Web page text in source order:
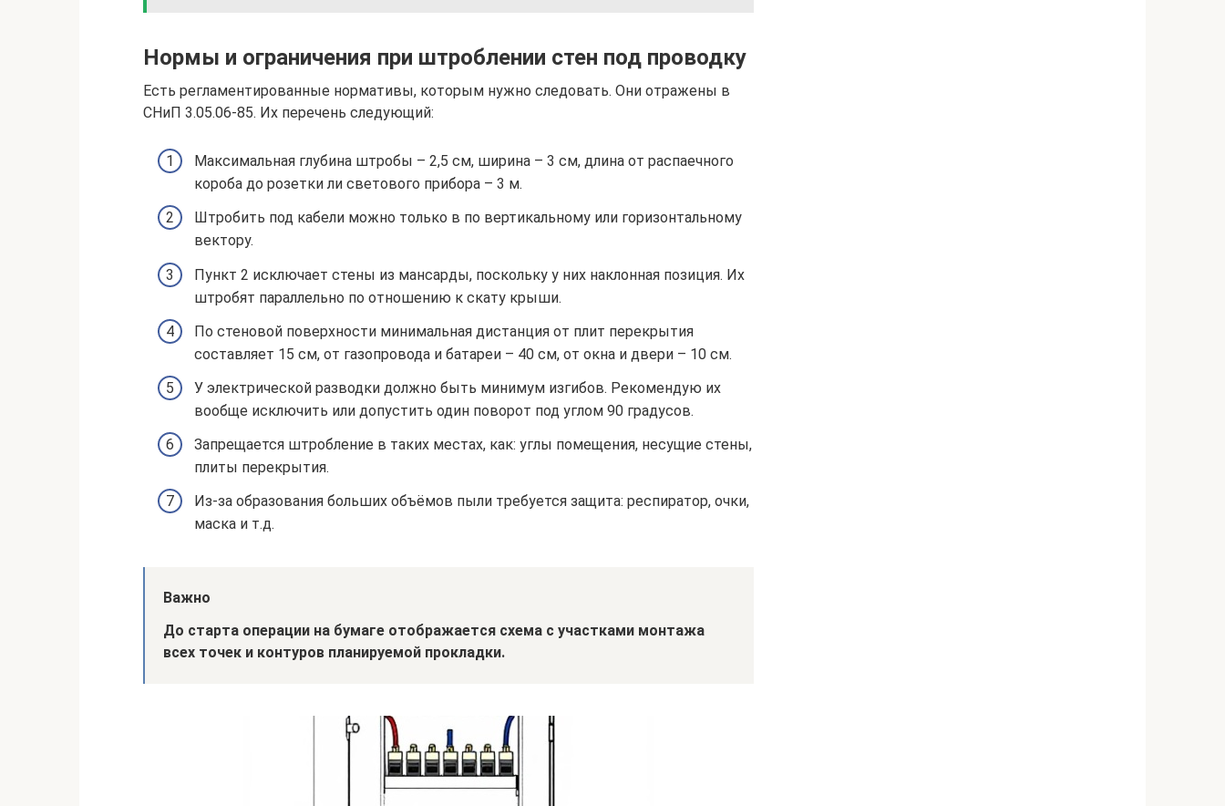
Нормы и ограничения при штроблении стен под проводку
Есть регламентированные нормативы, которым нужно следовать. Они отражены в
СНиП 3.05.06-85. Их перечень следующий:
Максимальная глубина штробы – 2,5 см, ширина – 3 см, длина от распаечного
короба до розетки ли светового прибора – 3 м.
Штробить под кабели можно только в по вертикальному или горизонтальному
вектору.
Пункт 2 исключает стены из мансарды, поскольку у них наклонная позиция. Их
штробят параллельно по отношению к скату крыши.
По стеновой поверхности минимальная дистанция от плит перекрытия
составляет 15 см, от газопровода и батареи – 40 см, от окна и двери – 10 см.
У электрической разводки должно быть минимум изгибов. Рекомендую их
вообще исключить или допустить один поворот под углом 90 градусов.
Запрещается штробление в таких местах, как: углы помещения, несущие стены,
плиты перекрытия.
Из-за образования больших объёмов пыли требуется защита: респиратор, очки,
маска и т.д.
Важно
До старта операции на бумаге отображается схема с участками монтажа
всех точек и контуров планируемой прокладки.